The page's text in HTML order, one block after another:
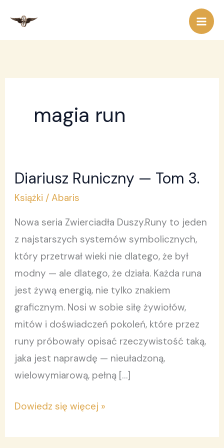
treści
magia run
Diariusz Runiczny — Tom 3.
Książki /Abaris
Nowa seria Zwierciadła Duszy.Runy to jeden
z najstarszych systemów symbolicznych,
który przetrwał wieki nie dlatego, że był
modny — ale dlatego, że działa. Każda runa
jest żywą energią, nie tylko znakiem
graficznym. Nosi w sobie siłę żywiołów,
mitów i doświadczeń pokoleń, które przez
runy próbowały opisać rzeczywistość taką,
jaka jest naprawdę — nieuładzoną,
wielowymiarową, pełną […]
Diariusz
Runiczny
Tom
3.
Dowiedz się więcej »